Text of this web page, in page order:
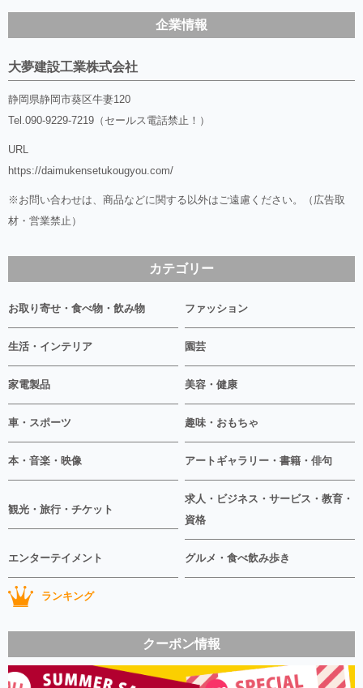
企業情報
大夢建設工業株式会社
静岡県静岡市葵区牛妻120
Tel.090-9229-7219（セールス電話禁止！）
URL
https://daimukensetukougyou.com/
※お問い合わせは、商品などに関する以外はご遠慮ください。（広告取
材・営業禁止）
カテゴリー
お取り寄せ・食べ物・飲み物 ファッション
生活・インテリア 園芸
家電製品 美容・健康
車・スポーツ 趣味・おもちゃ
本・音楽・映像 アートギャラリー・書籍・俳句
観光・旅行・チケット
求人・ビジネス・サービス・教育・
資格
エンターテイメント グルメ・食べ飲み歩き
ランキング
クーポン情報